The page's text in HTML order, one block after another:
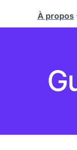
À propos